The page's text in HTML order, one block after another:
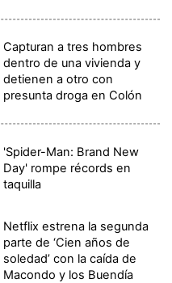
Capturan a tres hombres
dentro de una vivienda y
detienen a otro con
presunta droga en Colón
'Spider-Man: Brand New
Day' rompe récords en
taquilla
Netflix estrena la segunda
parte de ‘Cien años de
soledad’ con la caída de
Macondo y los Buendía